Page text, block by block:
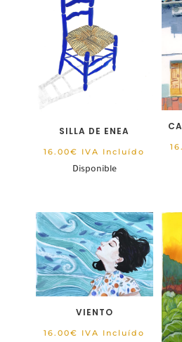
SILLA DE ENEA
16.00€ IVA Incluído
Disponible
VIENTO
16.00€ IVA Incluído